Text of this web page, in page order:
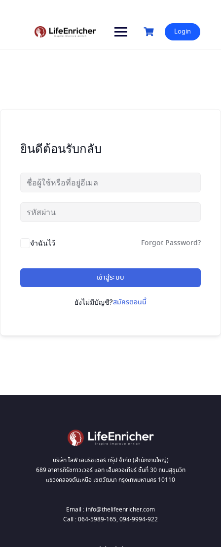
Login
ยินดีต้อนรับกลับ
จำฉันไว้ Forgot Password?
เข้าสู่ระบบ
ยังไม่มีบัญชี?สมัครตอนนี้
บริษัท ไลฟ์ เอนริชเชอร์ กรุ๊ป จำกัด (สำนักงานใหญ่)
689 อาคารภิรัชทาวเวอร์ แอท เอ็มควอเทียร์ ชั้นที่ 30 ถนนสุขุมวิท
แขวงคลองตันเหนือ เขตวัฒนา กรุงเทพมหานคร 10110
Email : info@thelifeenricher.com
Call : 064-5989-165, 094-9994-922